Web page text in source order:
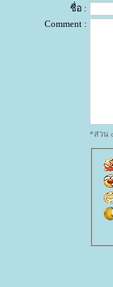
ชื่อ :
Comment :
*ส่วน